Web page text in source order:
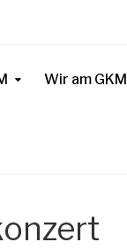
Wir am GKM